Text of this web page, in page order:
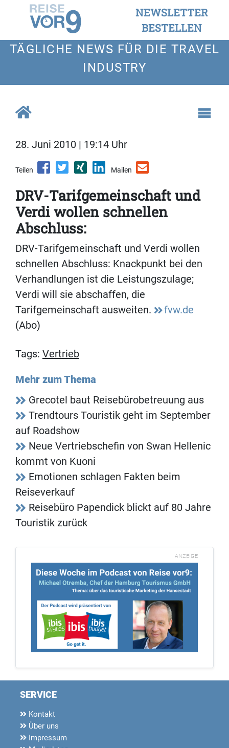
NEWSLETTER
BESTELLEN
TÄGLICHE NEWS FÜR DIE TRAVEL
INDUSTRY
28. Juni 2010 | 19:14 Uhr
Teilen Mailen
DRV-Tarifgemeinschaft und
Verdi wollen schnellen
Abschluss:
DRV-Tarifgemeinschaft und Verdi wollen
schnellen Abschluss: Knackpunkt bei den
Verhandlungen ist die Leistungszulage;
Verdi will sie abschaffen, die
Tarifgemeinschaft ausweiten.
fvw.de
(Abo)
Tags: Vertrieb
Mehr zum Thema
Grecotel baut Reisebürobetreuung aus
Trendtours Touristik geht im September
auf Roadshow
Neue Vertriebschefin von Swan Hellenic
kommt von Kuoni
Emotionen schlagen Fakten beim
Reiseverkauf
Reisebüro Papendick blickt auf 80 Jahre
Touristik zurück
ANZEIGE
SERVICE
Kontakt
Über uns
Impressum